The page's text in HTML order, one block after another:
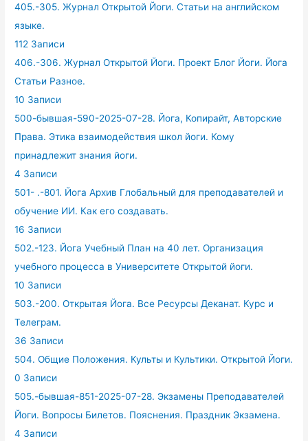
405.-305. Журнал Открытой Йоги. Статьи на английском
языке.
112 Записи
406.-306. Журнал Открытой Йоги. Проект Блог Йоги. Йога
Статьи Разное.
10 Записи
500-бывшая-590-2025-07-28. Йога, Копирайт, Авторские
Права. Этика взаимодействия школ йоги. Кому
принадлежит знания йоги.
4 Записи
501- .-801. Йога Архив Глобальный для преподавателей и
обучение ИИ. Как его создавать.
16 Записи
502.-123. Йога Учебный План на 40 лет. Организация
учебного процесса в Университете Открытой йоги.
10 Записи
503.-200. Открытая Йога. Все Ресурсы Деканат. Курс и
Телеграм.
36 Записи
504. Общие Положения. Культы и Культики. Открытой Йоги.
0 Записи
505.-бывшая-851-2025-07-28. Экзамены Преподавателей
Йоги. Вопросы Билетов. Пояснения. Праздник Экзамена.
4 Записи